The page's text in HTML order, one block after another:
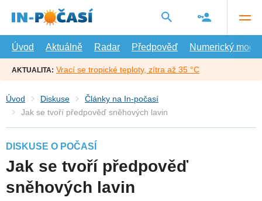
hlavní
Úvod
Aktuálně Radar Předpověď Numerický model
AKTUALITA: Vrací se tropické teploty, zítra až 35 °C
Úvod Diskuse
Články na In-počasí
Jak se tvoří předpověď sněhových lavin
DISKUSE O POČASÍ
Jak se tvoří předpověď
sněhových lavin